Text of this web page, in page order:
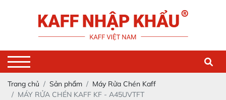
Trang chủ Sản phẩm
Máy Rửa Chén Kaff
MÁY RỬA CHÉN KAFF KF - A45UVTFT